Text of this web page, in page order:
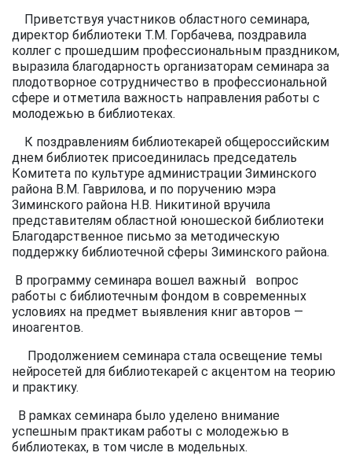
Приветствуя участников областного семинара,
директор библиотеки Т.М. Горбачева, поздравила
коллег с прошедшим профессиональным праздником,
выразила благодарность организаторам семинара за
плодотворное сотрудничество в профессиональной
сфере и отметила важность направления работы с
молодежью в библиотеках.
К поздравлениям библиотекарей общероссийским
днем библиотек присоединилась председатель
Комитета по культуре администрации Зиминского
района В.М. Гаврилова, и по поручению мэра
Зиминского района Н.В. Никитиной вручила
представителям областной юношеской библиотеки
Благодарственное письмо за методическую
поддержку библиотечной сферы Зиминского района.
В программу семинара вошел важный вопрос
работы с библиотечным фондом в современных
условиях на предмет выявления книг авторов —
иноагентов.
Продолжением семинара стала освещение темы
нейросетей для библиотекарей с акцентом на теорию
и практику.
В рамках семинара было уделено внимание
успешным практикам работы с молодежью в
библиотеках, в том числе в модельных.